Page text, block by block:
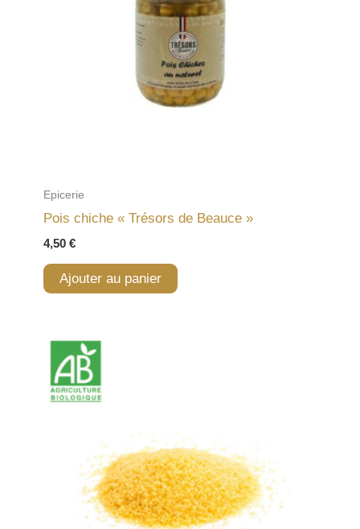
Epicerie
Pois chiche « Trésors de Beauce »
4,50 €
Ajouter au panier